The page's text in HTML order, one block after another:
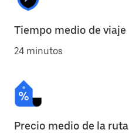
Tiempo medio de viaje
24 minutos
Precio medio de la ruta